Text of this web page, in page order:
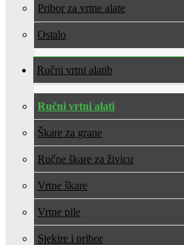
Pribor za vrtne alate
Ostalo
Ručni vrtni alati
Ručni vrtni alati
Škare za grane
Ručne škare za živicu
Vrtne škare
Vrtne pile
Sjekire i pribor